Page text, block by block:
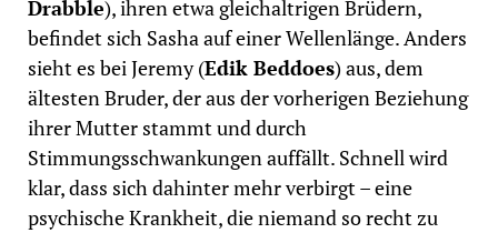
Drabble), ihren etwa gleichaltrigen Brüdern,
befindet sich Sasha auf einer Wellenlänge. Anders
sieht es bei Jeremy (Edik Beddoes) aus, dem
ältesten Bruder, der aus der vorherigen Beziehung
ihrer Mutter stammt und durch
Stimmungsschwankungen auffällt. Schnell wird
klar, dass sich dahinter mehr verbirgt – eine
psychische Krankheit, die niemand so recht zu